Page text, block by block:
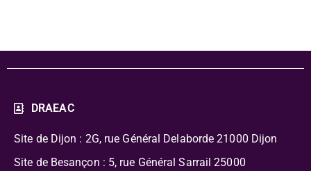
DRAEAC
Site de Dijon : 2G, rue Général Delaborde 21000 Dijon
Site de Besançon : 5, rue Général Sarrail 25000